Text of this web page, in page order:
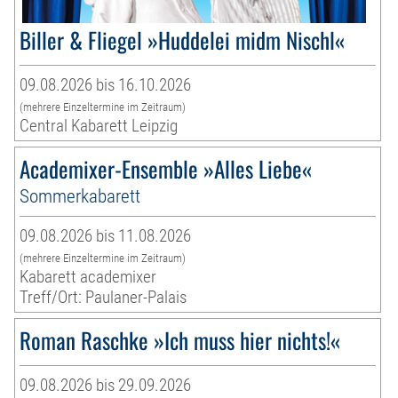
Biller & Fliegel »Huddelei midm Nischl«
09.08.2026 bis 16.10.2026
(mehrere Einzeltermine im Zeitraum)
Central Kabarett Leipzig
Academixer-Ensemble »Alles Liebe«
Sommerkabarett
09.08.2026 bis 11.08.2026
(mehrere Einzeltermine im Zeitraum)
Kabarett academixer
Treff/Ort: Paulaner-Palais
Roman Raschke »Ich muss hier nichts!«
09.08.2026 bis 29.09.2026